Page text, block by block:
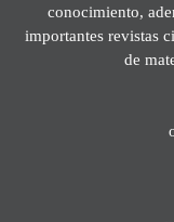
conocimiento,
importantes revistas
de